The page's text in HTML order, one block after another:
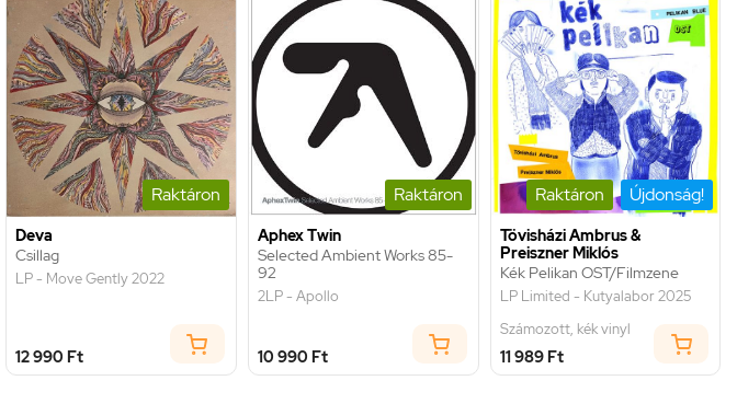
Raktáron
Deva
Csillag
LP - Move Gently 2022
12 990 Ft
Raktáron
Aphex Twin
Selected Ambient Works 85-
92
2LP - Apollo
10 990 Ft
Raktáron Újdonság!
Tövisházi Ambrus &
Preiszner Miklós
Kék Pelikan OST/Filmzene
LP Limited - Kutyalabor 2025
Számozott, kék vinyl
11 989 Ft